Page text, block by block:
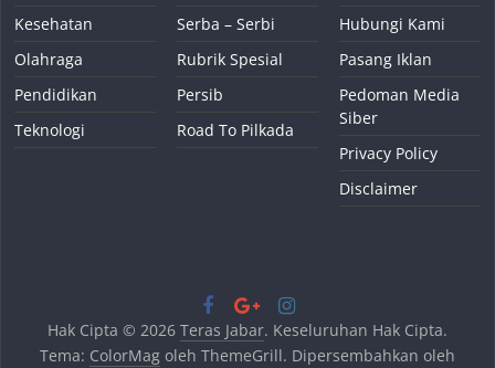
Kesehatan
Olahraga
Pendidikan
Teknologi
Serba – Serbi
Rubrik Spesial
Persib
Road To Pilkada
Hubungi Kami
Pasang Iklan
Pedoman Media
Siber
Privacy Policy
Disclaimer
Hak Cipta © 2026 Teras Jabar. Keseluruhan Hak Cipta.
Tema: ColorMagoleh ThemeGrill. Dipersembahkan oleh